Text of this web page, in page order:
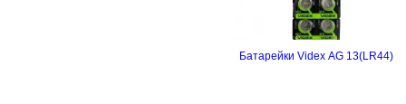
Батарейки Videx AG 13(LR44)